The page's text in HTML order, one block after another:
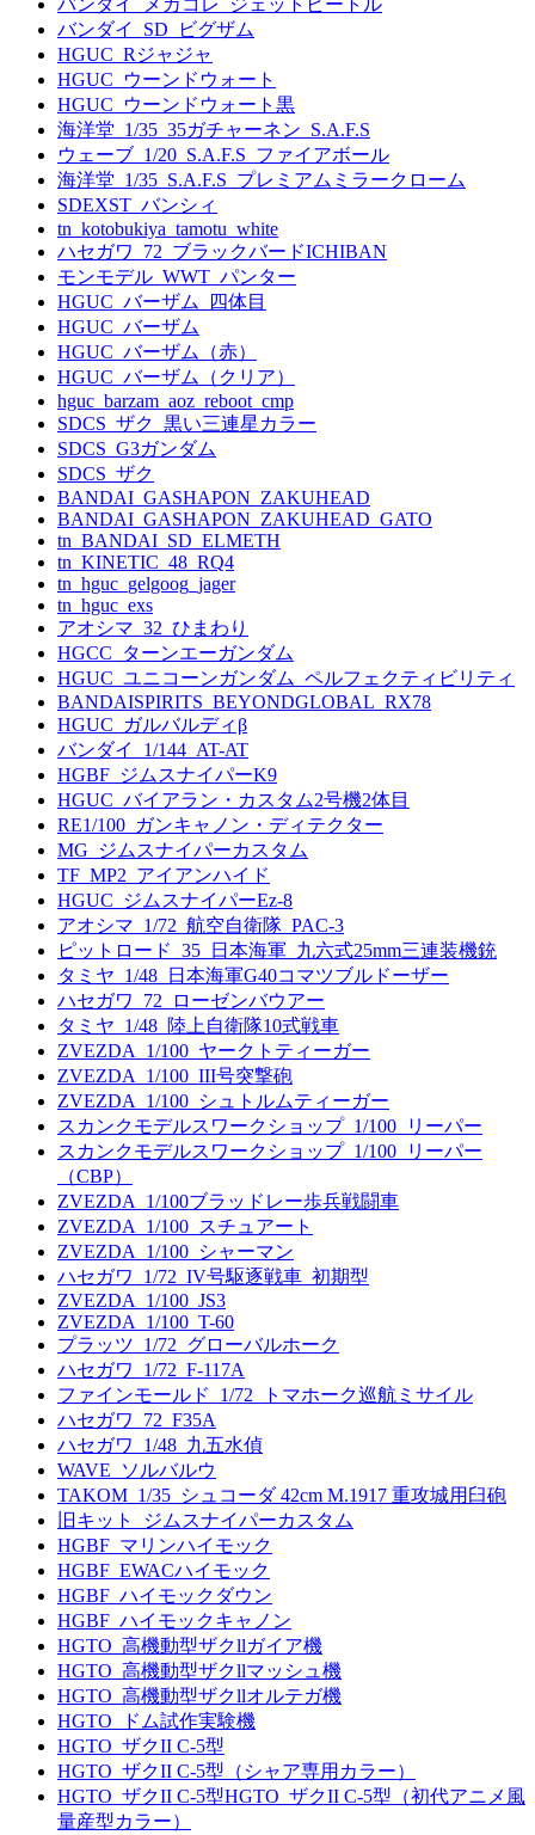
バンダイ_メカコレ_ジェットビートル
バンダイ_SD_ビグザム
HGUC_Rジャジャ
HGUC_ウーンドウォート
HGUC_ウーンドウォート黒
海洋堂_1/35_35ガチャーネン_S.A.F.S
ウェーブ_1/20_S.A.F.S_ファイアボール
海洋堂_1/35_S.A.F.S_プレミアムミラークローム
SDEXST_バンシィ
tn_kotobukiya_tamotu_white
ハセガワ_72_ブラックバードICHIBAN
モンモデル_WWT_パンター
HGUC_バーザム_四体目
HGUC_バーザム
HGUC_バーザム（赤）
HGUC_バーザム（クリア）
hguc_barzam_aoz_reboot_cmp
SDCS_ザク_黒い三連星カラー
SDCS_G3ガンダム
SDCS_ザク
BANDAI_GASHAPON_ZAKUHEAD
BANDAI_GASHAPON_ZAKUHEAD_GATO
tn_BANDAI_SD_ELMETH
tn_KINETIC_48_RQ4
tn_hguc_gelgoog_jager
tn_hguc_exs
アオシマ_32_ひまわり
HGCC_ターンエーガンダム
HGUC_ユニコーンガンダム_ペルフェクティビリティ
BANDAISPIRITS_BEYONDGLOBAL_RX78
HGUC_ガルバルディβ
バンダイ_1/144_AT-AT
HGBF_ジムスナイパーK9
HGUC_バイアラン・カスタム2号機2体目
RE1/100_ガンキャノン・ディテクター
MG_ジムスナイパーカスタム
TF_MP2_アイアンハイド
HGUC_ジムスナイパーEz-8
アオシマ_1/72_航空自衛隊_PAC-3
ピットロード_35_日本海軍_九六式25mm三連装機銃
タミヤ_1/48_日本海軍G40コマツブルドーザー
ハセガワ_72_ローゼンバウアー
タミヤ_1/48_陸上自衛隊10式戦車
ZVEZDA_1/100_ヤークトティーガー
ZVEZDA_1/100_III号突撃砲
ZVEZDA_1/100_シュトルムティーガー
スカンクモデルスワークショップ_1/100_リーパー
スカンクモデルスワークショップ_1/100_リーパー
（CBP）
ZVEZDA_1/100ブラッドレー歩兵戦闘車
ZVEZDA_1/100_スチュアート
ZVEZDA_1/100_シャーマン
ハセガワ_1/72_IV号駆逐戦車_初期型
ZVEZDA_1/100_JS3
ZVEZDA_1/100_T-60
プラッツ_1/72_グローバルホーク
ハセガワ_1/72_F-117A
ファインモールド_1/72_トマホーク巡航ミサイル
ハセガワ_72_F35A
ハセガワ_1/48_九五水偵
WAVE_ソルバルウ
TAKOM_1/35_シュコーダ 42cm M.1917 重攻城用臼砲
旧キット_ジムスナイパーカスタム
HGBF_マリンハイモック
HGBF_EWACハイモック
HGBF_ハイモックダウン
HGBF_ハイモックキャノン
HGTO_高機動型ザクllガイア機
HGTO_高機動型ザクllマッシュ機
HGTO_高機動型ザクllオルテガ機
HGTO_ドム試作実験機
HGTO_ザクII C-5型
HGTO_ザクII C-5型（シャア専用カラー）
HGTO_ザクII C-5型HGTO_ザクII C-5型（初代アニメ風
量産型カラー）